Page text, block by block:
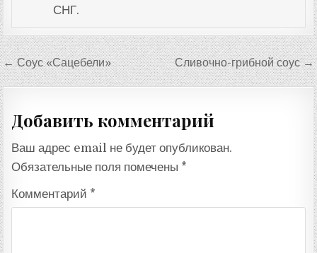
СНГ.
Навигация
по
← Соус «Сацебели» Сливочно-грибной соус →
Добавить комментарий
Ваш адрес email не будет опубликован.
Обязательные поля помечены *
Комментарий *